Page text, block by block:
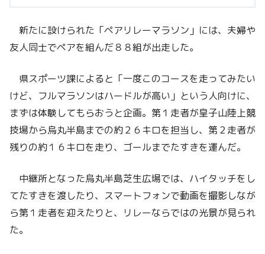
新たに設けられた「ペアリレーマラソン」には、夫婦や
友人同士でペアを組んだ８８組が出走した。
県スポーツ課によると「一度このコースを走ってみたい
けど、フルマラソンはハードルが高い」という人向けに、
まずは体験してもらおうと企画。第１走者が皇子山陸上競
技場から烏丸半島までの約２６キロを担当し、第２走者が
残りの約１６キロを走り、ゴールまでたすきを運んだ。
中継所となった烏丸半島芝生広場では、ハイタッチをし
てたすきを渡したり、スマートフォンで動画を撮影しなが
ら第１走者を迎えたりと、リレーならではの光景が見られ
た。